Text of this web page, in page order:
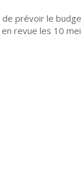
prévoir le
revue les 10